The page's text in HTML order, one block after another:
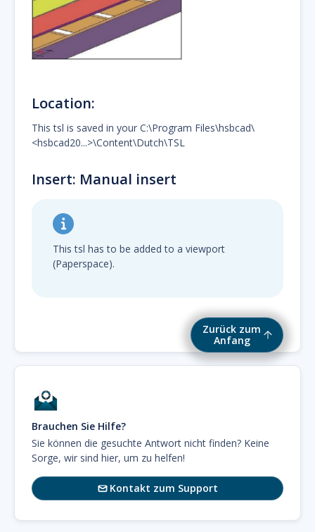
Zurück zum
Anfang
Location:
This tsl is saved in your C:\Program Files\hsbcad\
<hsbcad20...>\Content\Dutch\TSL
Insert: Manual insert
This tsl has to be added to a viewport
(Paperspace).
Brauchen Sie Hilfe?
Sie können die gesuchte Antwort nicht finden? Keine
Sorge, wir sind hier, um zu helfen!
Kontakt zum Support